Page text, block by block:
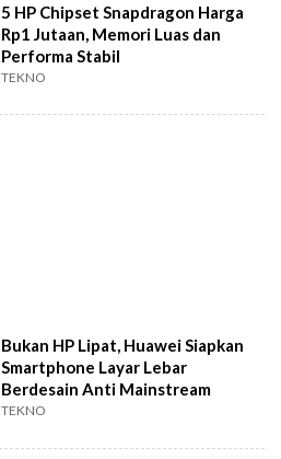
5 HP Chipset Snapdragon Harga
Rp1 Jutaan, Memori Luas dan
Performa Stabil
TEKNO
Bukan HP Lipat, Huawei Siapkan
Smartphone Layar Lebar
Berdesain Anti Mainstream
TEKNO